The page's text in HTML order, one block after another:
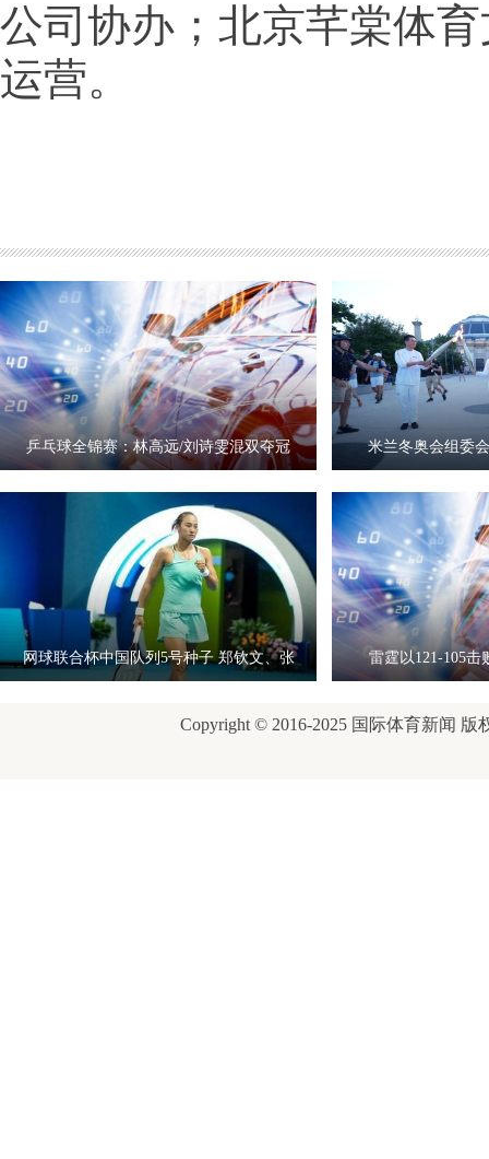
公司协办；北京芊棠体
运营。
乒乓球全锦赛：林高远/刘诗雯混双夺冠 米兰冬奥会组委
网球联合杯中国队列5号种子 郑钦文、张
雷霆以121-105击
Copyright © 2016-2025 国际体育新闻